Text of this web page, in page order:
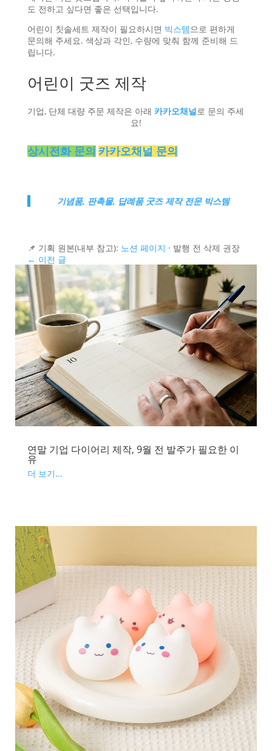
도 전하고 싶다면 좋은 선택입니다.
어린이 칫솔세트 제작이 필요하시면 빅스템으로 편하게
문의해 주세요. 색상과 각인, 수량에 맞춰 함께 준비해 드
립니다.
어린이 굿즈 제작
기업, 단체 대량 주문 제작은 아래 카카오채널로 문의 주세
요!
상시전화 문의 카카오채널 문의
기념품, 판촉물, 답례품 굿즈 제작 전문 빅스템
📌 기획 원본(내부 참고): 노션 페이지 · 발행 전 삭제 권장
← 이전 글
다음 글 →
연말 기업 다이어리 제작, 9월 전 발주가 필요한 이
유
더 보기...